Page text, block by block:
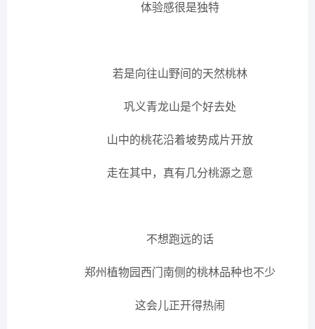
体验感很是独特
若是向往山野间的天然桃林
巩义青龙山是个好去处
山中的桃花沿着坡势成片开放
走在其中，真有几分桃源之意
不想跑远的话
郑州植物园西门南侧的桃林品种也不少
这会儿正开得热闹